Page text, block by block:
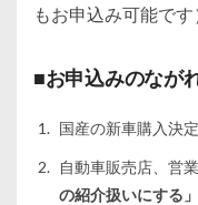
もお申込み可能です
■お申込みのなが
国産の新車購入決定
自動車販売店、営
の紹介扱いにする」